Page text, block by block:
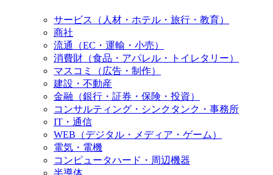
サービス（人材・ホテル・旅行・教育）
商社
流通（EC・運輸・小売）
消費財（食品・アパレル・トイレタリー）
マスコミ（広告・制作）
建設・不動産
金融（銀行・証券・保険・投資）
コンサルティング・シンクタンク・事務所
IT・通信
WEB（デジタル・メディア・ゲーム）
電気・電機
コンピュータハード・周辺機器
半導体